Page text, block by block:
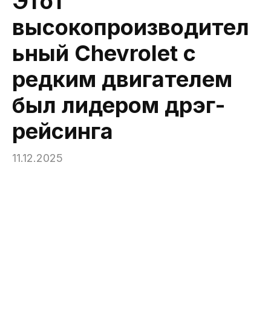
высокопроизводител
ьный Chevrolet с
редким двигателем
был лидером дрэг-
рейсинга
11.12.2025